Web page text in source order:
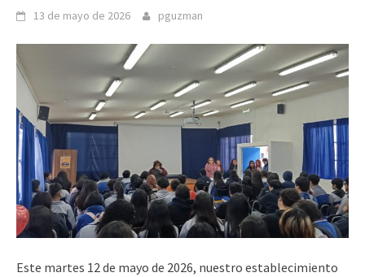
13 de mayo de 2026 pguzman
Este martes 12 de mayo de 2026, nuestro establecimiento